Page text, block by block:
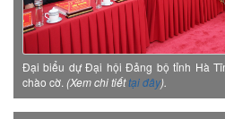
Đại biểu dự Đại hội Đảng bộ tỉnh Hà
chào cờ. (Xem chi tiếttại đây).